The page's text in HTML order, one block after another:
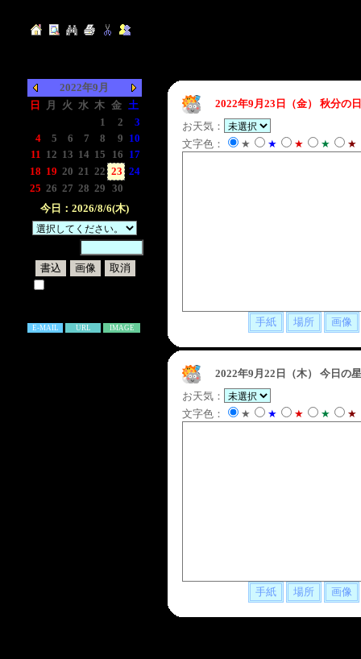
2022年9月
日
月 火 水 木 金 土
1 2
3
4
5 6 7 8 9 10
11 12 13 14 15 16 17
18 19 20 21 22 23 24
25 26 27 28 29 30
今日：2026/8/6(木)
E-MAIL URL IMAGE
2022年9月23日（金）
秋分の
お天気：
文字色：
★ ★ ★ ★ ★
2022年9月22日（木）
今日の
お天気：
文字色：
★ ★ ★ ★ ★